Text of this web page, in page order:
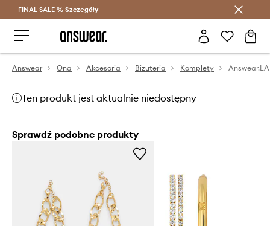
Oszczędzaj z Answear Club >
FINAL SALE % Szczegóły
Answear Ona Akcesoria Biżuteria Komplety
Ten produkt jest aktualnie niedostępny
Sprawdź podobne produkty